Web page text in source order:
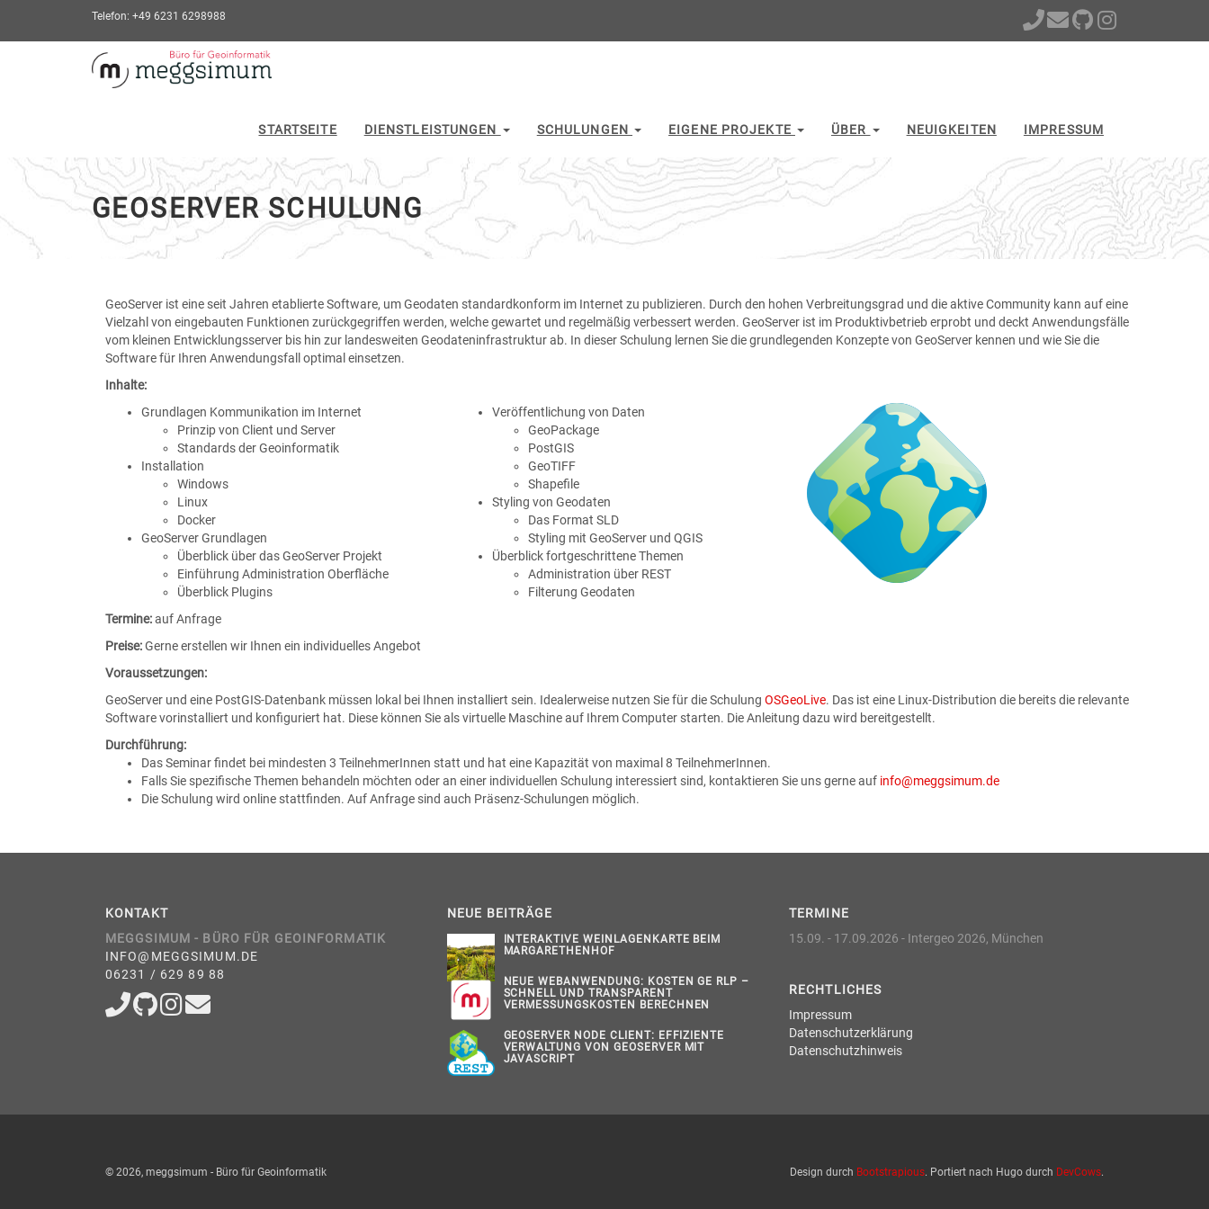
Telefon: +49 6231 6298988
Hauptseite
STARTSEITE DIENSTLEISTUNGEN SCHULUNGEN EIGENE PROJEKTE ÜBER NEUIGKEITEN IMPRESSUM
GEOSERVER SCHULUNG
GeoServer ist eine seit Jahren etablierte Software, um Geodaten standardkonform im Internet zu publizieren. Durch den hohen Verbreitungsgrad und die aktive Community kann auf eine
Vielzahl von eingebauten Funktionen zurückgegriffen werden, welche gewartet und regelmäßig verbessert werden. GeoServer ist im Produktivbetrieb erprobt und deckt Anwendungsfälle
vom kleinen Entwicklungsserver bis hin zur landesweiten Geodateninfrastruktur ab. In dieser Schulung lernen Sie die grundlegenden Konzepte von GeoServer kennen und wie Sie die
Software für Ihren Anwendungsfall optimal einsetzen.
Inhalte:
Grundlagen Kommunikation im Internet
Prinzip von Client und Server
Standards der Geoinformatik
Installation
Windows
Linux
Docker
GeoServer Grundlagen
Überblick über das GeoServer Projekt
Einführung Administration Oberfläche
Überblick Plugins
Veröffentlichung von Daten
GeoPackage
PostGIS
GeoTIFF
Shapefile
Styling von Geodaten
Das Format SLD
Styling mit GeoServer und QGIS
Überblick fortgeschrittene Themen
Administration über REST
Filterung Geodaten
Termine:auf Anfrage
Preise:Gerne erstellen wir Ihnen ein individuelles Angebot
Voraussetzungen:
GeoServer und eine PostGIS-Datenbank müssen lokal bei Ihnen installiert sein. Idealerweise nutzen Sie für die Schulung OSGeoLive. Das ist eine Linux-Distribution die bereits die relevante
Software vorinstalliert und konfiguriert hat. Diese können Sie als virtuelle Maschine auf Ihrem Computer starten. Die Anleitung dazu wird bereitgestellt.
Durchführung:
Das Seminar findet bei mindesten 3 TeilnehmerInnen statt und hat eine Kapazität von maximal 8 TeilnehmerInnen.
Falls Sie spezifische Themen behandeln möchten oder an einer individuellen Schulung interessiert sind, kontaktieren Sie uns gerne auf info@meggsimum.de
Die Schulung wird online stattfinden. Auf Anfrage sind auch Präsenz-Schulungen möglich.
KONTAKT
MEGGSIMUM - BÜRO FÜR GEOINFORMATIK
INFO@MEGGSIMUM.DE
06231 / 629 89 88
NEUE BEITRÄGE
INTERAKTIVE WEINLAGENKARTE BEIM
MARGARETHENHOF
NEUE WEBANWENDUNG: KOSTEN GE RLP –
SCHNELL UND TRANSPARENT
VERMESSUNGSKOSTEN BERECHNEN
GEOSERVER NODE CLIENT: EFFIZIENTE
VERWALTUNG VON GEOSERVER MIT
JAVASCRIPT
TERMINE
15.09. - 17.09.2026 - Intergeo 2026, München
RECHTLICHES
Impressum
Datenschutzerklärung
Datenschutzhinweis
© 2026, meggsimum - Büro für Geoinformatik Design durch Bootstrapious. Portiert nach Hugo durch DevCows.